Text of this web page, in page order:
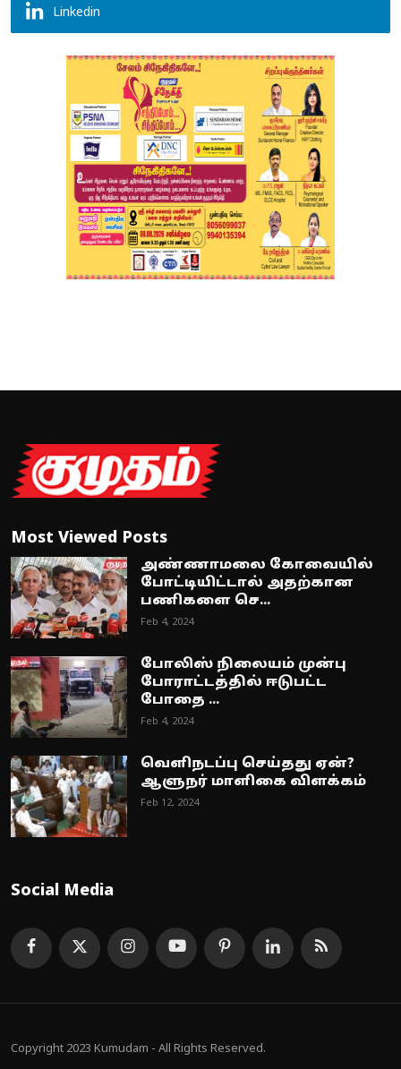
Linkedin
Most Viewed Posts
அண்ணாமலை கோவையில்
போட்டியிட்டால் அதற்கான
பணிகளை செ...
Feb 4, 2024
போலிஸ் நிலையம் முன்பு
போராட்டத்தில் ஈடுபட்ட
போதை ...
Feb 4, 2024
வெளிநடப்பு செய்தது ஏன்?
ஆளுநர் மாளிகை விளக்கம்
Feb 12, 2024
Social Media
Copyright 2023 Kumudam - All Rights Reserved.